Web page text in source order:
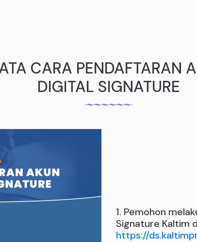
CARA PENDAFTARAN
DIGITAL SIGNATURE
1. Pemohon
Signature Kaltim
https://